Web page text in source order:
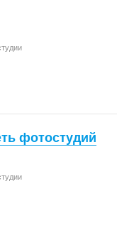
фотостудий